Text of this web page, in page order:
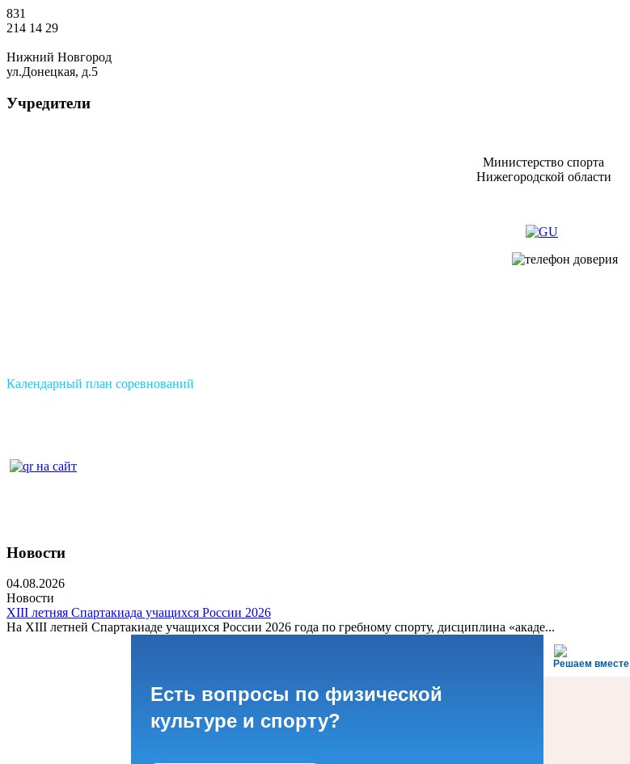
831
214 14 29
Нижний Новгород
ул.Донецкая, д.5
Учредители
Министерство спорта
Нижегородской области
Календарный план соревнований
Новости
04.08.2026
Новости
XIII летняя Спартакиада учащихся России 2026
На XIII летней Спартакиаде учащихся России 2026 года по гребному спорту, дисциплина «акаде...
Решаем вместе
Есть вопросы по физической
культуре и спорту?